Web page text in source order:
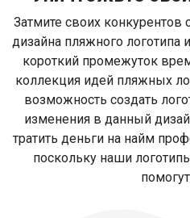
Затмите своих
дизайна пляжного логотипа
короткий промежуток
коллекция идей пляжных
возможность создать
изменения в данный
тратить деньги на найм
поскольку наши